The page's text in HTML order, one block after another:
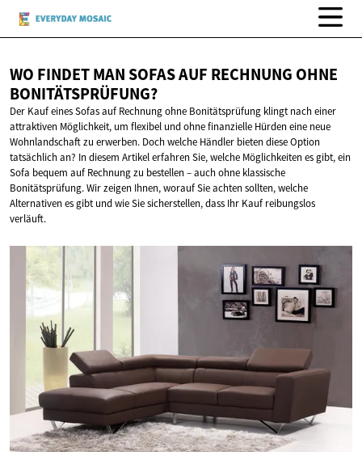
WO FINDET MAN SOFAS AUF RECHNUNG OHNE
BONITÄTSPRÜFUNG?
Der Kauf eines Sofas auf Rechnung ohne Bonitätsprüfung klingt nach einer
attraktiven Möglichkeit, um flexibel und ohne finanzielle Hürden eine neue
Wohnlandschaft zu erwerben. Doch welche Händler bieten diese Option
tatsächlich an? In diesem Artikel erfahren Sie, welche Möglichkeiten es gibt, ein
Sofa bequem auf Rechnung zu bestellen – auch ohne klassische
Bonitätsprüfung. Wir zeigen Ihnen, worauf Sie achten sollten, welche
Alternativen es gibt und wie Sie sicherstellen, dass Ihr Kauf reibungslos
verläuft.